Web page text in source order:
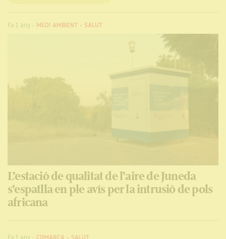
Fa 1 any- MEDI AMBIENT - SALUT
L'estació de qualitat de l'aire de Juneda
s'espatlla en ple avís per la intrusió de pols
africana